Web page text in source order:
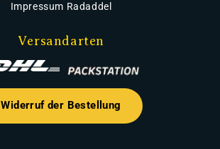
Impressum Radaddel
Versandarten
Widerruf der Bestellung